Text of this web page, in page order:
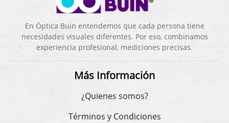
En Óptica Buin entendemos que cada persona tiene
necesidades visuales diferentes. Por eso, combinamos
experiencia profesional, mediciones precisas.
Más Información
¿Quienes somos?
Términos y Condiciones